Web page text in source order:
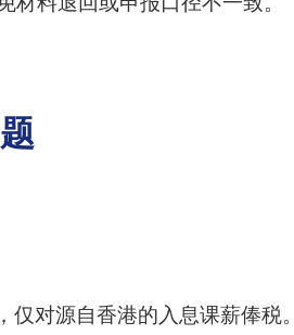
仅对源自香港的入息课薪俸